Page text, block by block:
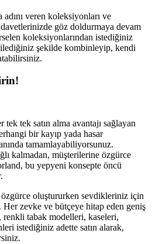
adını veren koleksiyonları ve
göz doldurmaya devam
koleksiyonlarından istediğiniz
şekilde kombinleyip, kendi
tek satın alma avantajı sağlayan
bir kayıp yada hasar
tamamlayabiliyorsunuz.
kalmadan, müşterilerine özgürce
bu yepyeni konsepte öncü
özgürce oluştururken sevdikleriniz için
zevke ve bütçeye hitap eden geniş
renkli tabak modelleri, kaseleri,
istediğiniz adette satın alarak,